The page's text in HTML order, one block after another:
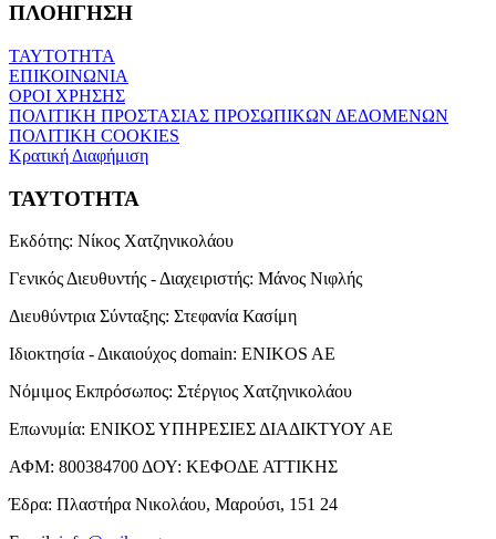
ΠΛΟΗΓΗΣΗ
ΤΑΥΤΟΤΗΤΑ
ΕΠΙΚΟΙΝΩΝΙΑ
ΟΡΟΙ ΧΡΗΣΗΣ
ΠΟΛΙΤΙΚΗ ΠΡΟΣΤΑΣΙΑΣ ΠΡΟΣΩΠΙΚΩΝ ΔΕΔΟΜΕΝΩΝ
ΠΟΛΙΤΙΚΗ COOKIES
Κρατική Διαφήμιση
ΤΑΥΤΟΤΗΤΑ
Εκδότης: Νίκος Χατζηνικολάου
Γενικός Διευθυντής - Διαχειριστής: Μάνος Νιφλής
Διευθύντρια Σύνταξης: Στεφανία Κασίμη
Ιδιοκτησία - Δικαιούχος domain: ENIKOS AE
Νόμιμος Εκπρόσωπος: Στέργιος Χατζηνικολάου
Επωνυμία: ΕΝΙΚΟΣ ΥΠΗΡΕΣΙΕΣ ΔΙΑΔΙΚΤΥΟΥ ΑΕ
ΑΦΜ: 800384700 ΔΟΥ: ΚΕΦΟΔΕ ΑΤΤΙΚΗΣ
Έδρα: Πλαστήρα Νικολάου, Μαρούσι, 151 24